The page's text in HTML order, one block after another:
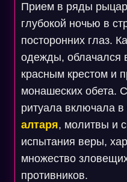
Прием в ряды
глубокой ночью в
посторонних глаз.
одежды, облачался
красным крестом и
монашеских обета.
ритуала включала в
алтаря, молитвы и
испытания веры,
множество
противников.